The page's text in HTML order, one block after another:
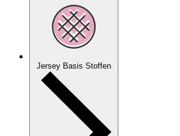
Jersey Basis Stoffen